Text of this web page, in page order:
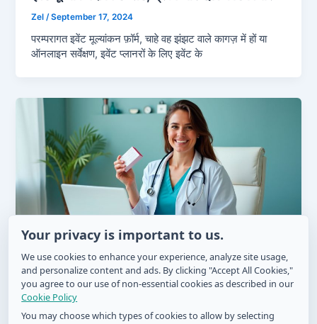
Zel/September 17, 2024
परम्परागत इवेंट मूल्यांकन फ़ॉर्म, चाहे वह झंझट वाले कागज़ में हों या
ऑनलाइन सर्वेक्षण, इवेंट प्लानरों के लिए इवेंट के
दवा ट्रैकिंग के लिए स्वास्थ्य फ़ॉर्म कैसे उपयोग करें
Zel/September 4, 2024
Your privacy is important to us.
We use cookies to enhance your experience, analyze site usage,
and personalize content and ads. By clicking "Accept All Cookies,"
you agree to our use of non-essential cookies as described in our
Cookie Policy
You may choose which types of cookies to allow by selecting